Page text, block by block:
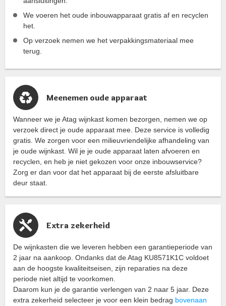
We voeren het oude inbouwapparaat gratis af en recyclen
het.
Op verzoek nemen we het verpakkingsmateriaal mee
terug.
Meenemen oude apparaat
Wanneer we je Atag wijnkast komen bezorgen, nemen we op
verzoek direct je oude apparaat mee. Deze service is volledig
gratis. We zorgen voor een milieuvriendelijke afhandeling van
je oude wijnkast. Wil je je oude apparaat laten afvoeren en
recyclen, en heb je niet gekozen voor onze inbouwservice?
Zorg er dan voor dat het apparaat bij de eerste afsluitbare
deur staat.
Extra zekerheid
De wijnkasten die we leveren hebben een garantieperiode van
2 jaar na aankoop. Ondanks dat de Atag KU8571K1C voldoet
aan de hoogste kwaliteitseisen, zijn reparaties na deze
periode niet altijd te voorkomen.
Daarom kun je de garantie verlengen van 2 naar 5 jaar. Deze
extra zekerheid selecteer je voor een klein bedrag bovenaan